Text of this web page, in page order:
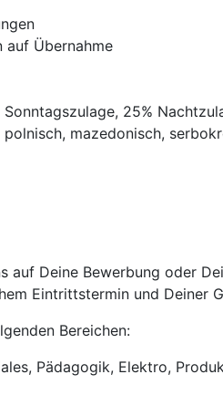
Übernahme
25%
mazedonisch,
auf Deine Bewerbung oder
Eintrittstermin und Deiner
Bereichen:
Pädagogik, Elektro,